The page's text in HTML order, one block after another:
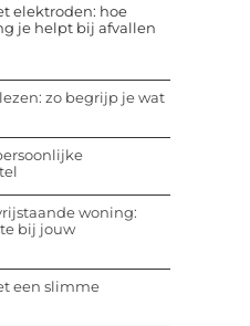
elektroden: hoe
je helpt bij afvallen
zo begrijp je wat
woning:
bij jouw
een slimme